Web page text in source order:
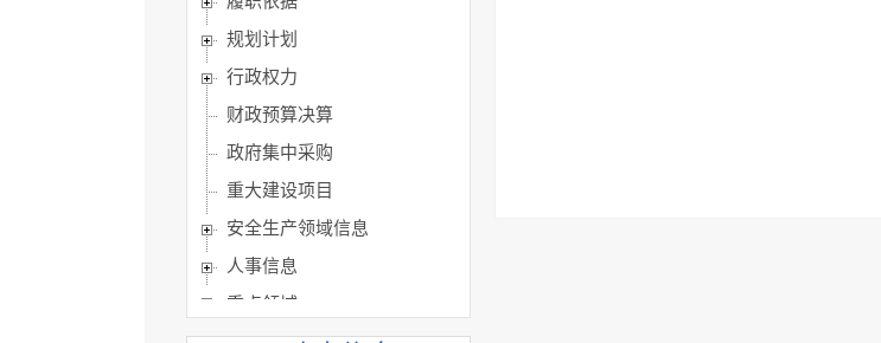
规划计划
行政权力
财政预算决算
政府集中采购
重大建设项目
安全生产领域信息
人事信息
重点领域